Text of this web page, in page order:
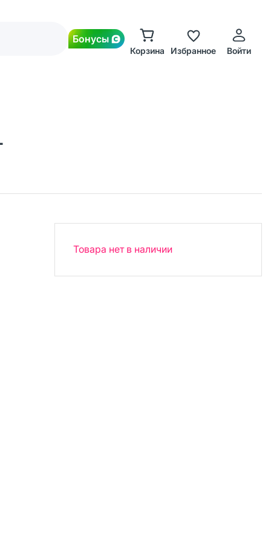
Бонусы
Корзина Избранное Войти
Товара нет в наличии